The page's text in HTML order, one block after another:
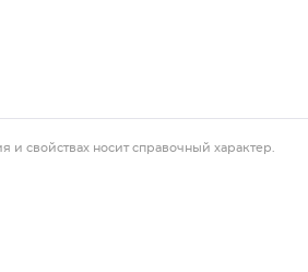
свойствах носит справочный характер.